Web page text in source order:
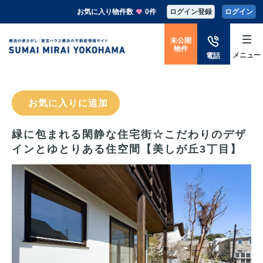
お気に入り物件数 0件 ログイン登録 ログイン
電話
未公開
物件
メニュー
お気に入りに追加
緑に包まれる閑静な住宅街☆こだわりのデザ
インとゆとりある住空間【美しが丘3丁目】